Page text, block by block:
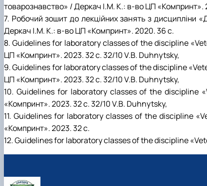
товарознавство» / Деркач І.М. К.: в-во ЦП «Компринт».
7. Робочий зошит до лекційних занять з дисципліни
Деркач І.М. К.: в-во ЦП «Компринт». 2020. 36 с.
8. Guidelines for laboratory сlasses of the discipline
ЦП «Компринт». 2023. 32 с. 32/10 V.B. Duhnytsky,
9. Guidelines for laboratory сlasses of the discipline
ЦП «Компринт». 2023. 32 с. 32/10 V.B. Duhnytsky,
10. Guidelines for laboratory сlasses of the discipline
«Компринт». 2023. 32 с. 32/10 V.B. Duhnytsky,
11. Guidelines for laboratory сlasses of the discipline
«Компринт». 2023. 32 с.
12. Guidelines for laboratory сlasses of the discipline